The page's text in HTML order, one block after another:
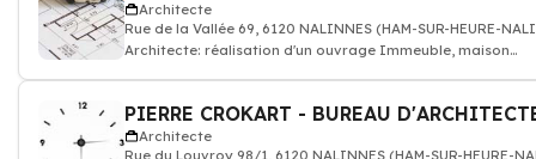
Architecte
Rue de la Vallée 69, 6120 NALINNES (HAM-SUR-HEURE-
Architecte: réalisation d'un ouvrage Immeuble, maison
PIERRE CROKART - BUREAU
Architecte
Rue du Louvroy 98/1, 6120 NALINNES (HAM-SUR-HEURE-